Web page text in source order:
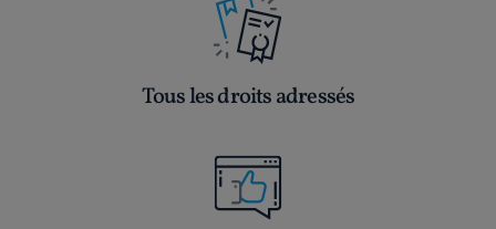
Tous les droits adressés